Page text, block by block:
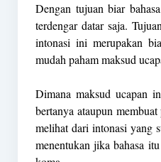
Dengan tujuan biar
terdengar datar saja.
intonasi ini merupakan
mudah paham maksud
Dimana maksud ucapan
bertanya ataupun
melihat dari intonasi yang
menentukan jika bahasa